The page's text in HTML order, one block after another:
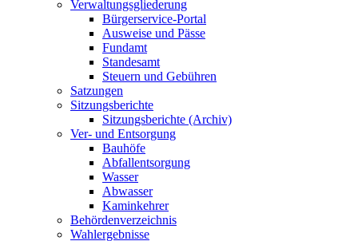
Verwaltungsgliederung
Bürgerservice-Portal
Ausweise und Pässe
Fundamt
Standesamt
Steuern und Gebühren
Satzungen
Sitzungsberichte
Sitzungsberichte (Archiv)
Ver- und Entsorgung
Bauhöfe
Abfallentsorgung
Wasser
Abwasser
Kaminkehrer
Behördenverzeichnis
Wahlergebnisse